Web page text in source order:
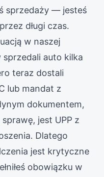
sprzedaży — jesteś
długi czas.
w naszej
auto kilka
teraz dostali
lub mandat z
dokumentem,
jest UPP z
Dlatego
jest krytyczne
obowiązku w